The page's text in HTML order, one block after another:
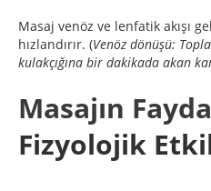
Masaj venöz ve lenfatik akışı
hızlandırır. (Venöz dönüşü:
kulakçığına bir dakikada akan
Masajın
Fizyolojik